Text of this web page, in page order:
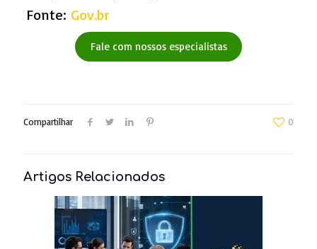
Fonte: Gov.br
Fale com nossos especialistas
Compartilhar 0
Artigos Relacionados